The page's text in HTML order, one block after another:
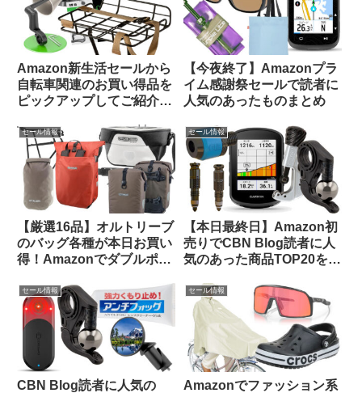
Amazon新生活セールから
自転車関連のお買い得品を
ピックアップしてご紹介し
【今夜終了】Amazonプラ
イム感謝祭セールで読者に
人気のあったものまとめ
セール情報
【厳選16品】オルトリーブ
のバッグ各種が本日お買い
得！Amazonでダブルポイ
をピックアップしてご紹介
セール情報
【本日最終日】Amazon初
売りでCBN Blog読者に人
気のあった商品TOP20をご
セール情報
CBN Blog読者に人気の
セール情報
Amazonでファッション系